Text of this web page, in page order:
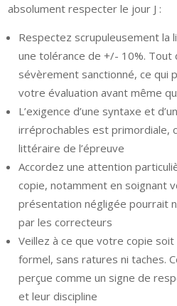
absolument respecter le jour J :
Respectez scrupuleusement la
une tolérance de +/- 10%.
sévèrement sanctionné, ce qui
votre évaluation avant même
L’exigence d’une syntaxe et
irréprochables est primordiale,
littéraire de l’épreuve
Accordez une attention
copie, notamment en soignant
présentation négligée pourrait
par les correcteurs
Veillez à ce que votre copie soit
formel, sans ratures ni taches.
perçue comme un signe de
et leur discipline